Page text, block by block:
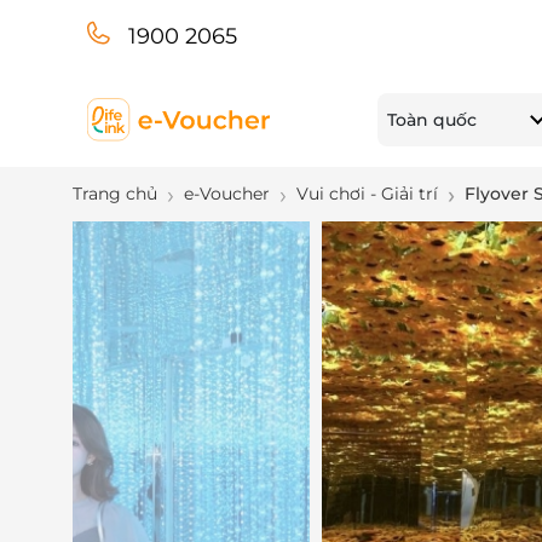
1900 2065
Toàn quốc
Trang chủ e-Voucher Vui chơi - Giải trí Flyover